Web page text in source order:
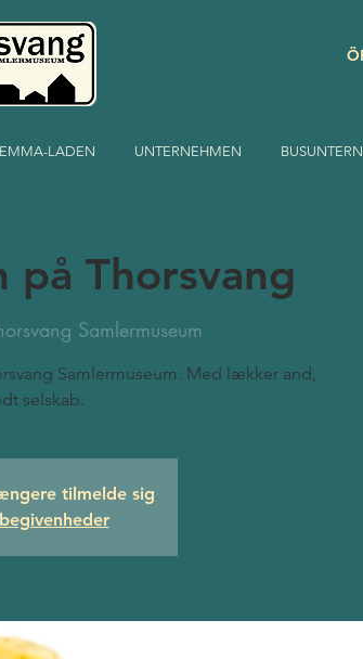
LADEN UNTERNEHMEN
Thorsvang
Samlermuseum
Samlermuseum. Med lækker and,
selskab.
tilmelde sig